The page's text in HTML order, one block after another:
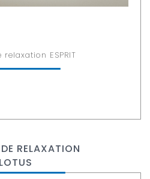
ESPRIT
RELAXATION
LOTUS